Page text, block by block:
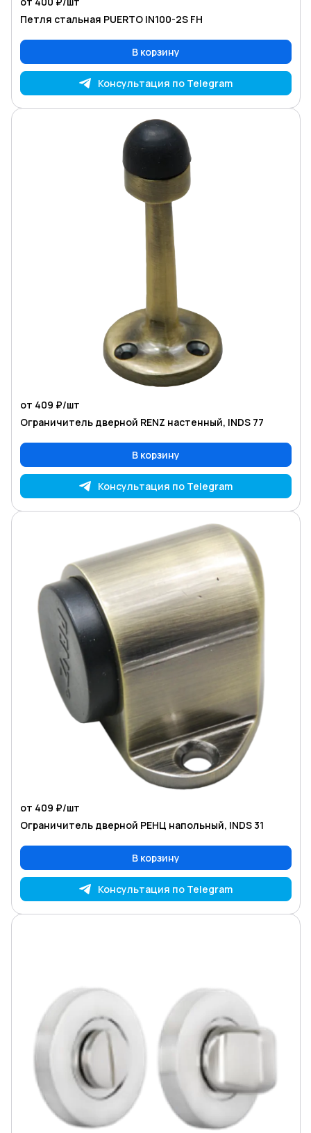
Петля стальная PUERTO IN100-2S FH
В корзину
Консультация по Telegram
от 409 ₽/шт
Ограничитель дверной RENZ настенный, INDS 77
В корзину
Консультация по Telegram
от 409 ₽/шт
Ограничитель дверной РЕНЦ напольный, INDS 31
В корзину
Консультация по Telegram